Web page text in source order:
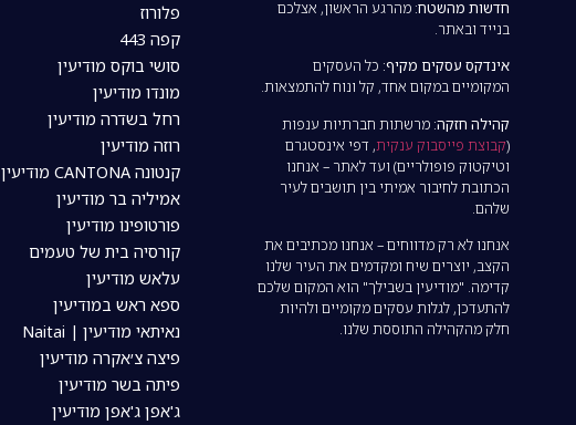
חדשות מהשטח: מהרגע הראשון, אצלכם
בנייד ובאתר.
אינדקס עסקים מקיף: כל העסקים
המקומיים במקום אחד, קל ונוח להתמצאות.
קהילה חזקה: מרשתות חברתיות ענפות
(קבוצת פייסבוק ענקית, דפי אינסטגרם
וטיקטוק פופולריים) ועד לאתר – אנחנו
הכתובת לחיבור אמיתי בין תושבים לעיר
שלהם.
אנחנו לא רק מדווחים – אנחנו מכתיבים את
הקצב, יוצרים שיח ומקדמים את העיר שלנו
קדימה. "מודיעין בשבילך" הוא המקום שלכם
להתעדכן, לגלות עסקים מקומיים ולהיות
חלק מהקהילה התוססת שלנו.
פלורוז
קפה 443
סושי בוקס מודיעין
מונדו מודיעין
רחל בשדרה מודיעין
רוזה מודיעין
קנטונה CANTONA מודיעין
אמיליה בר מודיעין
פורטופינו מודיעין
קורסיה בית של טעמים
עלאש מודיעין
ספא ראש במודיעין
נאיתאי מודיעין | Naitai
פיצה צ׳אקרה מודיעין
פיתה בשר מודיעין
ג'אפן ג'אפן מודיעין